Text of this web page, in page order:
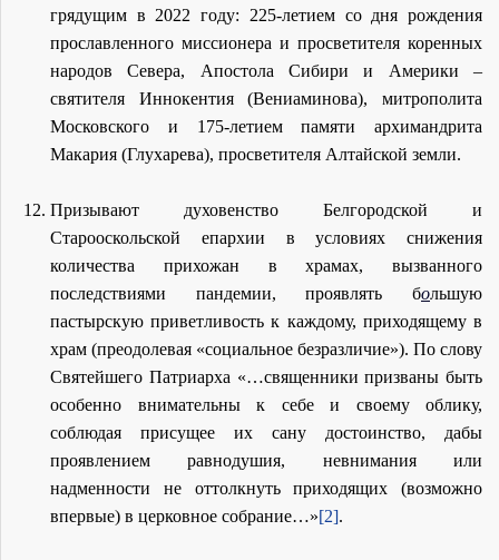
грядущим в 2022 году: 225-летием со дня рождения
прославленного миссионера и просветителя коренных
народов Севера, Апостола Сибири и Америки –
святителя Иннокентия (Вениаминова), митрополита
Московского и 175-летием памяти архимандрита
Макария (Глухарева), просветителя Алтайской земли.
Призывают духовенство Белгородской и
Старооскольской епархии в условиях снижения
количества прихожан в храмах, вызванного
последствиями пандемии, проявлять большую
пастырскую приветливость к каждому, приходящему в
храм (преодолевая «социальное безразличие»). По слову
Святейшего Патриарха «…священники призваны быть
особенно внимательны к себе и своему облику,
соблюдая присущее их сану достоинство, дабы
проявлением равнодушия, невнимания или
надменности не оттолкнуть приходящих (возможно
впервые) в церковное собрание…»[2].